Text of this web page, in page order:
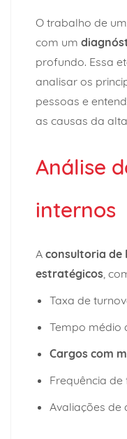
O trabalho de
com um
profundo. Essa
analisar os
pessoas e
as causas da
Análise
internos
A consultoria de
estratégicos,
Taxa de
Tempo médio
Cargos com
Frequência
Avaliações de